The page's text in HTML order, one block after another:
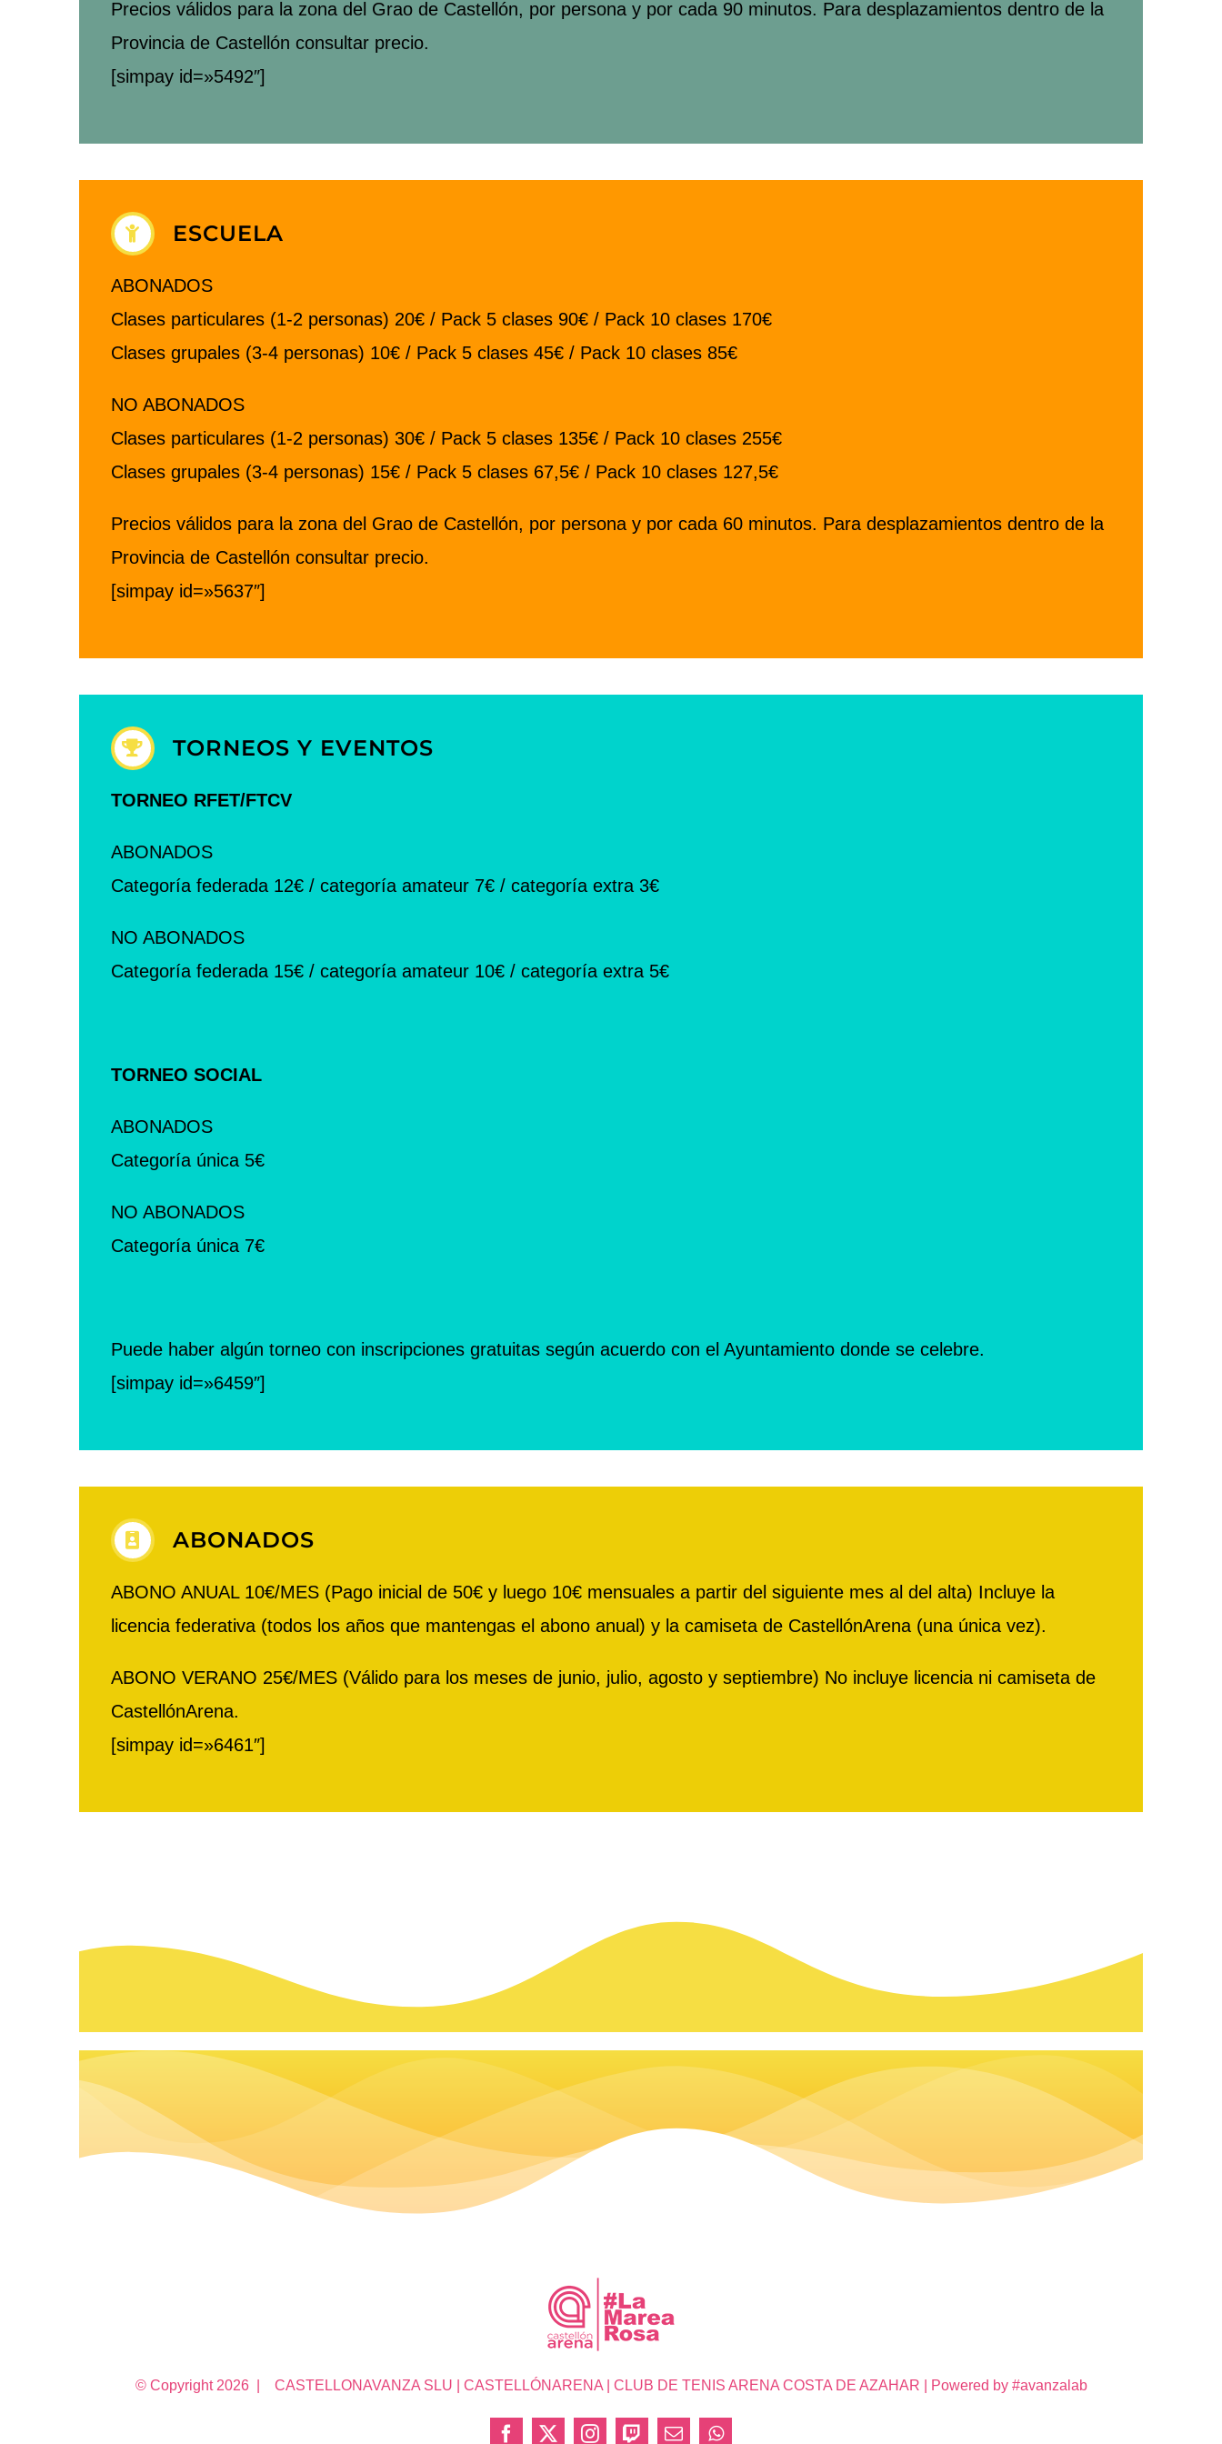
Precios válidos para la zona del Grao de Castellón, por persona y por cada 90 minutos. Para desplazamientos dentro de la
Provincia de Castellón consultar precio.
[simpay id=»5492″]
ESCUELA
ABONADOS
Clases particulares (1-2 personas) 20€ / Pack 5 clases 90€ / Pack 10 clases 170€
Clases grupales (3-4 personas) 10€ / Pack 5 clases 45€ / Pack 10 clases 85€
NO ABONADOS
Clases particulares (1-2 personas) 30€ / Pack 5 clases 135€ / Pack 10 clases 255€
Clases grupales (3-4 personas) 15€ / Pack 5 clases 67,5€ / Pack 10 clases 127,5€
Precios válidos para la zona del Grao de Castellón, por persona y por cada 60 minutos. Para desplazamientos dentro de la
Provincia de Castellón consultar precio.
[simpay id=»5637″]
TORNEOS Y EVENTOS
TORNEO RFET/FTCV
ABONADOS
Categoría federada 12€ / categoría amateur 7€ / categoría extra 3€
NO ABONADOS
Categoría federada 15€ / categoría amateur 10€ / categoría extra 5€
TORNEO SOCIAL
ABONADOS
Categoría única 5€
NO ABONADOS
Categoría única 7€
Puede haber algún torneo con inscripciones gratuitas según acuerdo con el Ayuntamiento donde se celebre.
[simpay id=»6459″]
ABONADOS
ABONO ANUAL 10€/MES (Pago inicial de 50€ y luego 10€ mensuales a partir del siguiente mes al del alta) Incluye la
licencia federativa (todos los años que mantengas el abono anual) y la camiseta de CastellónArena (una única vez).
ABONO VERANO 25€/MES (Válido para los meses de junio, julio, agosto y septiembre) No incluye licencia ni camiseta de
CastellónArena.
[simpay id=»6461″]
© Copyright 2026 | CASTELLONAVANZA SLU | CASTELLÓNARENA | CLUB DE TENIS ARENA COSTA DE AZAHAR | Powered by #avanzalab